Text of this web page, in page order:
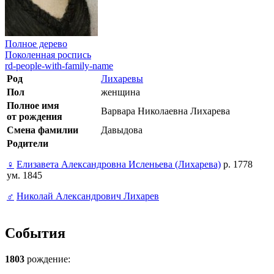
Полное дерево
Поколенная роспись
rd-people-with-family-name
Род
Лихаревы
Пол
женщина
Полное имя
от рождения
Варвара Николаевна Лихарева
Смена фамилии
Давыдова
Родители
♀ Елизавета Александровна Исленьева (Лихарева) р. 1778
ум. 1845
♂ Николай Александрович Лихарев
События
1803 рождение: